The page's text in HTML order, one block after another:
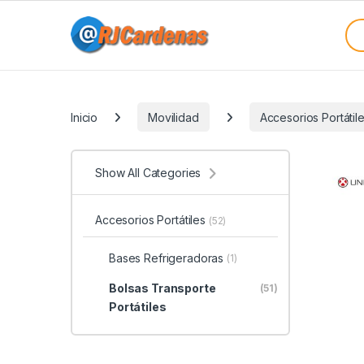
Inicio Movilidad Accesorios
Show All Categories
Accesorios Portátiles (52)
Bases Refrigeradoras (1)
Bolsas Transporte
Portátiles
(51)